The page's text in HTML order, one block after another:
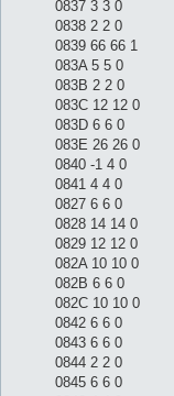
0837 3 3 0
0838 2 2 0
0839 66 66 1
083A 5 5 0
083B 2 2 0
083C 12 12 0
083D 6 6 0
083E 26 26 0
0840 -1 4 0
0841 4 4 0
0827 6 6 0
0828 14 14 0
0829 12 12 0
082A 10 10 0
082B 6 6 0
082C 10 10 0
0842 6 6 0
0843 6 6 0
0844 2 2 0
0845 6 6 0